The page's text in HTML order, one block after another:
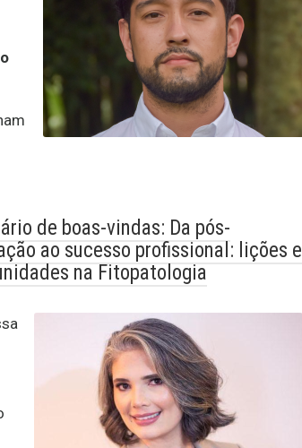
de boas-vindas: Da pós-
ao sucesso profissional: lições e
na Fitopatologia